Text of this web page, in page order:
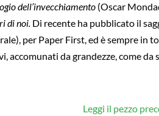
dell’invecchiamento (Oscar
di noi. Di recente ha pubblicato il
per Paper First, ed è sempre in
accomunati da grandezze, come
Leggi il pezzo